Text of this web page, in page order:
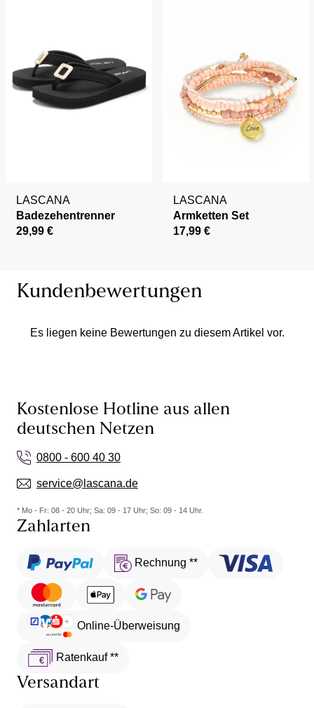
LASCANA
Badezehentrenner
29,99 €
LASCANA
Armketten Set
17,99 €
Kundenbewertungen
Es liegen keine Bewertungen zu diesem Artikel vor.
Kostenlose Hotline aus allen
deutschen Netzen
0800 - 600 40 30
service@lascana.de
* Mo - Fr: 08 - 20 Uhr; Sa: 09 - 17 Uhr; So: 09 - 14 Uhr.
Zahlarten
Rechnung **
Online-Überweisung
Ratenkauf **
Versandart